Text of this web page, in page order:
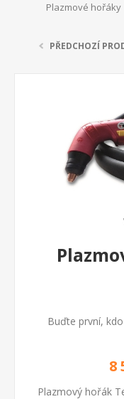
Plazmové hořáky
PŘEDCHOZÍ
Buďte první,
8
Plazmový hořák